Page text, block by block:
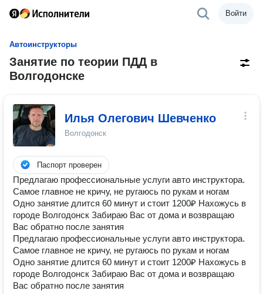
Войти
Автоинструкторы
Занятие по теории ПДД в
Волгодонске
Илья Олегович Шевченко
Волгодонск
Паспорт проверен
Предлагаю профессиональные услуги авто инструктора.
Самое главное не кричу, не ругаюсь по рукам и ногам
Одно занятие длится 60 минут и стоит 1200₽ Нахожусь в
городе Волгодонск Забираю Вас от дома и возвращаю
Вас обратно после занятия
Предлагаю профессиональные услуги авто инструктора.
Самое главное не кричу, не ругаюсь по рукам и ногам
Одно занятие длится 60 минут и стоит 1200₽ Нахожусь в
городе Волгодонск Забираю Вас от дома и возвращаю
Вас обратно после занятия